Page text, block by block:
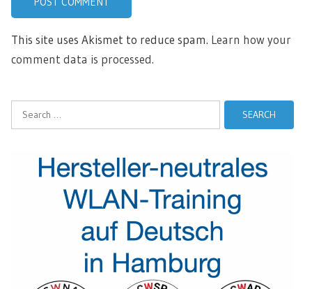
This site uses Akismet to reduce spam. Learn how your
comment data is processed.
Search
for: